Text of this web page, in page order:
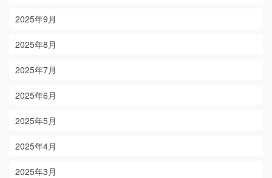
2025年9月
2025年8月
2025年7月
2025年6月
2025年5月
2025年4月
2025年3月